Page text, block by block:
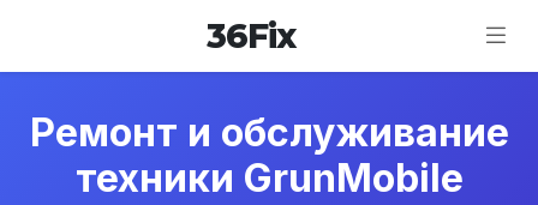
36Fix
Ремонт и обслуживание
техники GrunMobile